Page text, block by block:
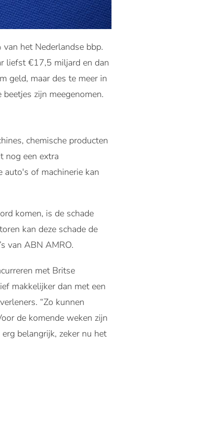
het Nederlandse bbp.
liefst €17,5 miljard en dan
geld, maar des te meer in
zijn meegenomen.
chemische producten
nog een extra
auto's of machinerie kan
komen, is de schade
kan deze schade de
van ABN AMRO.
met Britse
makkelijker dan met een
“Zo kunnen
de komende weken zijn
belangrijk, zeker nu het